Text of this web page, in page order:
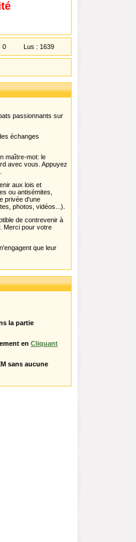
0 Lus : 1639
passionnants sur
échanges
maître-mot: le
avec vous. Appuyez
aux lois et
ou antisémites,
privée d'une
photos, vidéos...).
de contrevenir à
Merci pour votre
que leur
la partie
en Cliquant
sans aucune